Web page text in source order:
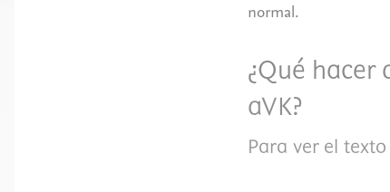
normal.
¿Qué
aVK?
Para ver el